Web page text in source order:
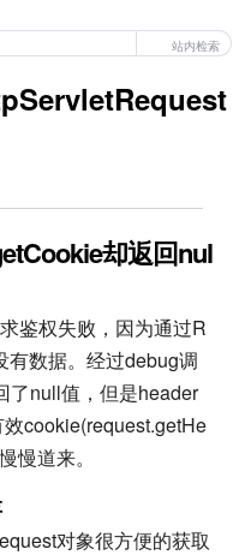
站内检索
却返回nul
鉴权失败，因为通过R
数据。经过debug调
了null值，但是header
cookie(request.getHe
慢道来。
对象很方便的获取